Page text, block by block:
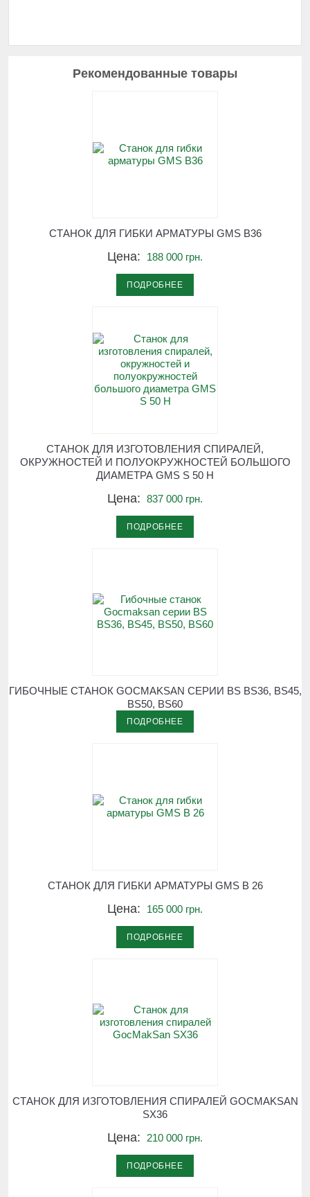
Рекомендованные товары
СТАНОК ДЛЯ ГИБКИ АРМАТУРЫ GMS B36
Цена: 188 000 грн.
ПОДРОБНЕЕ
СТАНОК ДЛЯ ИЗГОТОВЛЕНИЯ СПИРАЛЕЙ,
ОКРУЖНОСТЕЙ И ПОЛУОКРУЖНОСТЕЙ БОЛЬШОГО
ДИАМЕТРА GMS S 50 H
Цена: 837 000 грн.
ПОДРОБНЕЕ
ГИБОЧНЫЕ СТАНОК GOCMAKSAN СЕРИИ BS BS36, BS45,
BS50, BS60
ПОДРОБНЕЕ
СТАНОК ДЛЯ ГИБКИ АРМАТУРЫ GMS В 26
Цена: 165 000 грн.
ПОДРОБНЕЕ
СТАНОК ДЛЯ ИЗГОТОВЛЕНИЯ СПИРАЛЕЙ GOCMAKSAN
SX36
Цена: 210 000 грн.
ПОДРОБНЕЕ